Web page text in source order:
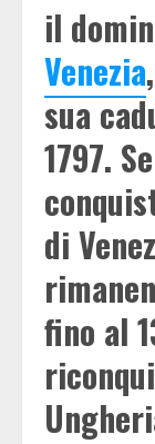
il
Venezia
sua
1797.
di
fino al